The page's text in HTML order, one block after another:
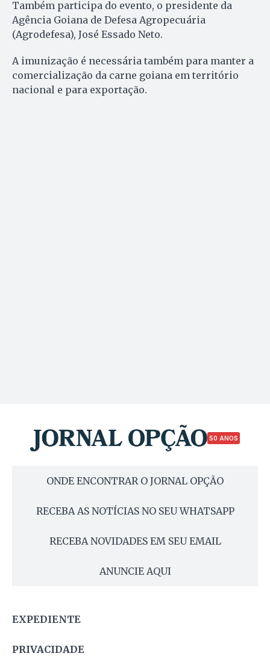
Também participa do evento, o presidente da
Agência Goiana de Defesa Agropecuária
(Agrodefesa), José Essado Neto.
A imunização é necessária também para manter a
comercialização da carne goiana em território
nacional e para exportação.
50 ANOS
ONDE ENCONTRAR O JORNAL OPÇÃO
RECEBA AS NOTÍCIAS NO SEU WHATSAPP
RECEBA NOVIDADES EM SEU EMAIL
ANUNCIE AQUI
EXPEDIENTE
PRIVACIDADE